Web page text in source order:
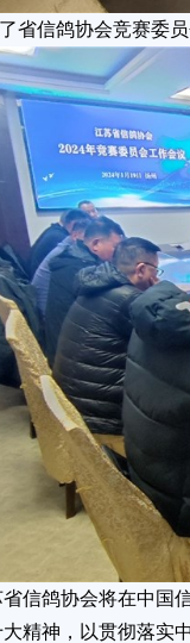
省信鸽协会竞赛委员
信鸽协会将在中国
精神，以贯彻落实